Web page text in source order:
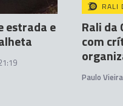
estrada e
RALI
Rali da
com
Paulo